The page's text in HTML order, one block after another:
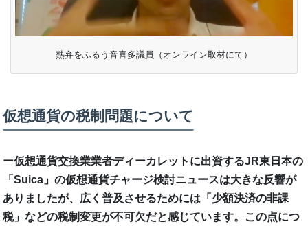
熱弁をふるう音喜多議員（オンライン取材にて）
仮想通貨の税制問題について
ー仮想通貨交換業業者ディーカレットに出資するJR東日本の
「Suica」の仮想通貨チャージ検討ニュースは大きな反響が
ありましたが、広く普及させるためには「少額決済の非課
税」などの税制変更が不可欠だと感じています。この点につ